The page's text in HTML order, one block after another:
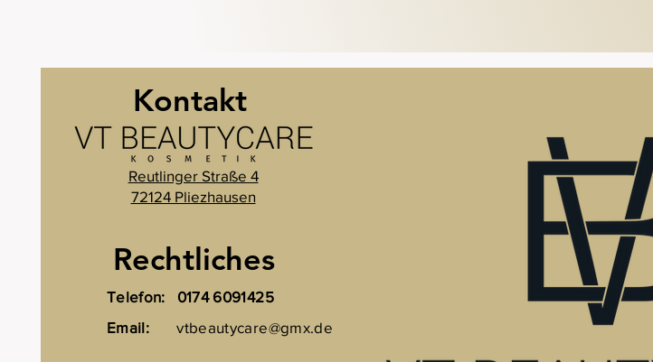
Kontakt
Reutlinger Straße 4
72124 Pliezhausen
Telefon:
0174 6091425
Email:
vtbeautycare@gmx.de
Rechtliches